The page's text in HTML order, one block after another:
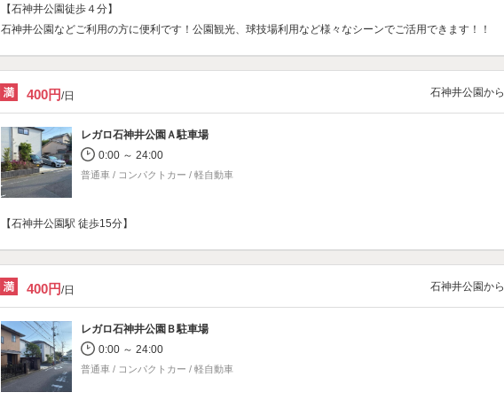
【石神井公園徒歩４分】
石神井公園などご利用の方に便利です！公園観光、球技場利用など様々なシーンでご活用できます！！
400円/日 石神井公園から
レガロ石神井公園Ａ駐車場
0:00 ～ 24:00
普通車 / コンパクトカー / 軽自動車
【石神井公園駅 徒歩15分】
400円/日 石神井公園から
レガロ石神井公園Ｂ駐車場
0:00 ～ 24:00
普通車 / コンパクトカー / 軽自動車